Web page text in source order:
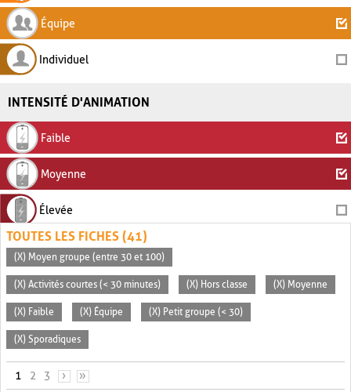
Équipe
Individuel
INTENSITÉ D'ANIMATION
Faible
Moyenne
Élevée
TOUTES LES FICHES (41)
(X) Moyen groupe (entre 30 et 100)
(X) Activités courtes (< 30 minutes) (X) Hors classe (X) Moyenne
(X) Faible (X) Équipe (X) Petit groupe (< 30)
(X) Sporadiques
PAGES
1 2 3 › »